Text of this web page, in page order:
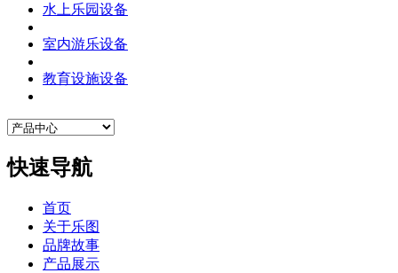
水上乐园设备
室内游乐设备
教育设施设备
快速导航
首页
关于乐图
品牌故事
产品展示